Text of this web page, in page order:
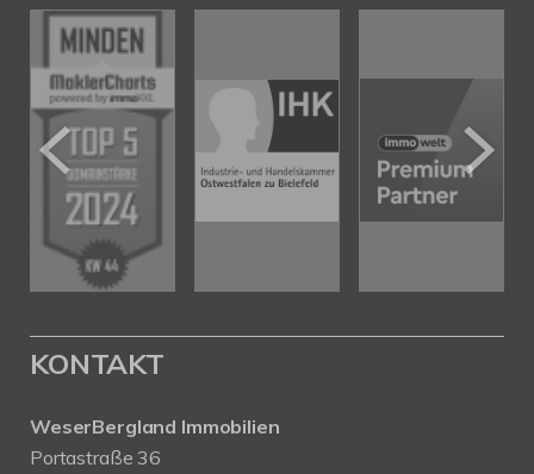
KONTAKT
WeserBergland Immobilien
Portastraße 36